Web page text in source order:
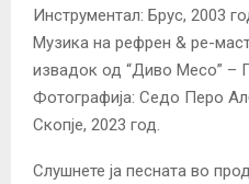
Инструментал: Брус, 2003
Музика на рефрен & ре-
извадок од “Диво Месо” –
Фотографија: Седо Перо
Скопје, 2023 год.
Слушнете ја песната во